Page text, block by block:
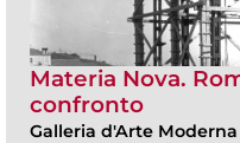
Materia Nova.
confronto
Galleria d'Arte Moderna